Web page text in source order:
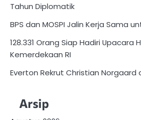
Tahun Diplomatik
BPS dan MOSPI Jalin Kerja Sama
128.331 Orang Siap Hadiri Upacara
Kemerdekaan RI
Everton Rekrut Christian Norgaard
Arsip